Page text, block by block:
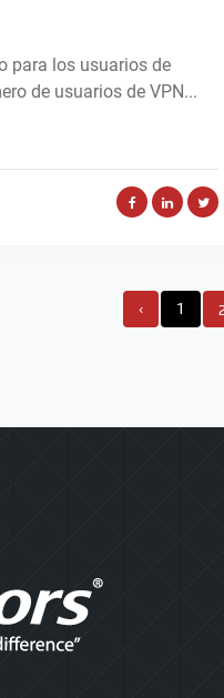
para los usuarios de
de usuarios de VPN...
‹ 1 2